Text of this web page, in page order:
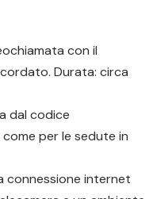
con il
Durata: circa
dal codice
per le sedute in
connessione internet